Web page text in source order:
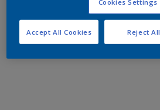
Reject All
Accept All Cookies